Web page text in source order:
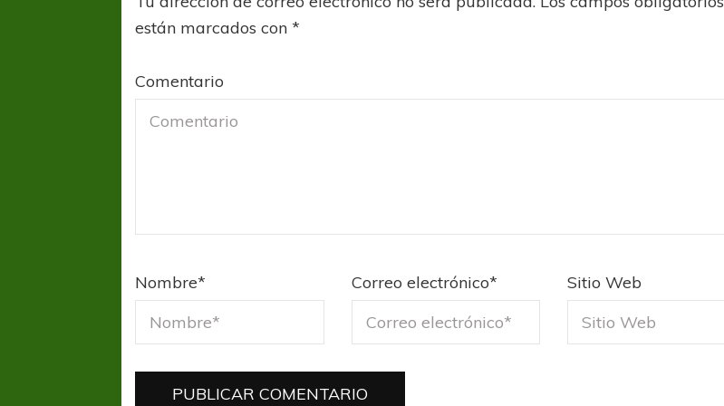
están marcados con*
Comentario
Nombre* Correo electrónico* Sitio Web